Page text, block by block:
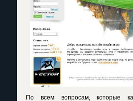
По всем вопросам, которые